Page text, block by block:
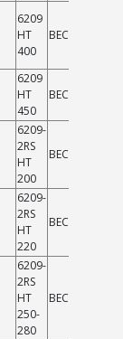
6209
HT
400
BECO
6209
HT
450
BECO
6209-
2RS
HT
200
BECO
6209-
2RS
HT
220
BECO
6209-
2RS
HT
250-
280
BECO